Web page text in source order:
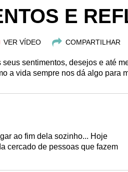
E
VER VÍDEO COMPARTILHAR
sentimentos, desejos e até
a vida sempre nos dá algo para
ao fim dela sozinho... Hoje
cercado de pessoas que fazem